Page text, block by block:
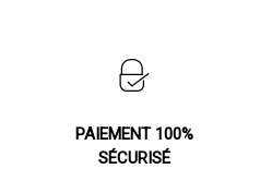
PAIEMENT 100%
SÉCURISÉ